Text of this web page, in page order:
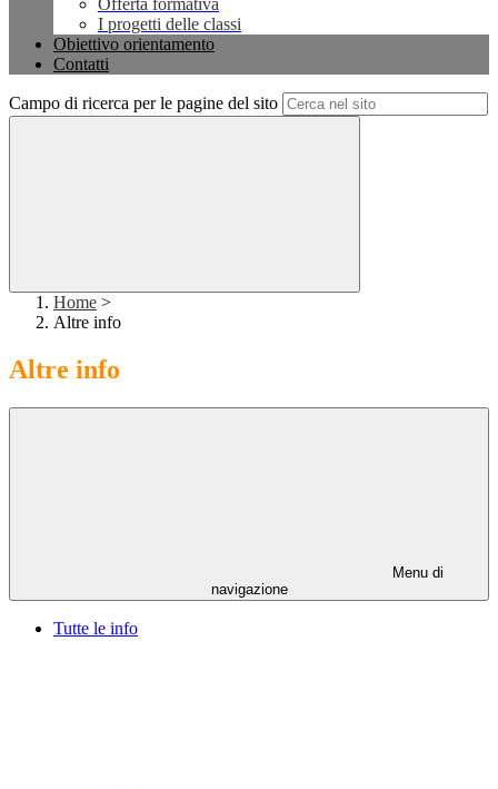
Offerta formativa
I progetti delle classi
Obiettivo orientamento
Contatti
Campo di ricerca per le pagine del sito
Home >
Altre info
Altre info
Menu di
navigazione
Tutte le info